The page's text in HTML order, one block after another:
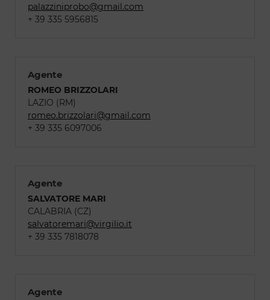
palazziniprobo@gmail.com
+ 39 335 5956815
Agente
ROMEO BRIZZOLARI
LAZIO (RM)
romeo.brizzolari@gmail.com
+ 39 335 6097006
Agente
SALVATORE MARI
CALABRIA (CZ)
salvatoremari@virgilio.it
+ 39 335 7818078
Agente